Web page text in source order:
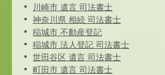
川崎市 遺言 司法書士
神奈川県 相続 司法書士
稲城市 不動産登記
稲城市 法人登記 司法書士
世田谷区 遺言 司法書士
町田市 遺言 司法書士